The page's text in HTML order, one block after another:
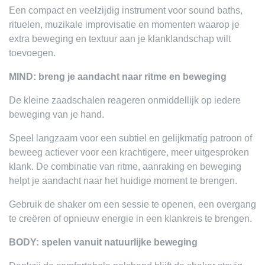
Een compact en veelzijdig instrument voor sound baths,
rituelen, muzikale improvisatie en momenten waarop je
extra beweging en textuur aan je klanklandschap wilt
toevoegen.
MIND: breng je aandacht naar ritme en beweging
De kleine zaadschalen reageren onmiddellijk op iedere
beweging van je hand.
Speel langzaam voor een subtiel en gelijkmatig patroon of
beweeg actiever voor een krachtigere, meer uitgesproken
klank. De combinatie van ritme, aanraking en beweging
helpt je aandacht naar het huidige moment te brengen.
Gebruik de shaker om een sessie te openen, een overgang te
creëren of opnieuw energie in een klankreis te brengen.
BODY: spelen vanuit natuurlijke beweging